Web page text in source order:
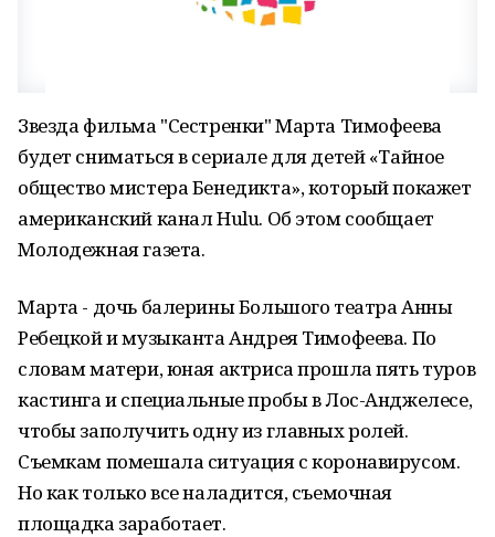
Звезда фильма "Сестренки" Марта Тимофеева
будет сниматься в сериале для детей «Тайное
общество мистера Бенедикта», который покажет
американский канал Hulu. Об этом сообщает
Молодежная газета.
Марта - дочь балерины Большого театра Анны
Ребецкой и музыканта Андрея Тимофеева. По
словам матери, юная актриса прошла пять туров
кастинга и специальные пробы в Лос-Анджелесе,
чтобы заполучить одну из главных ролей.
Съемкам помешала ситуация с коронавирусом.
Но как только все наладится, съемочная
площадка заработает.